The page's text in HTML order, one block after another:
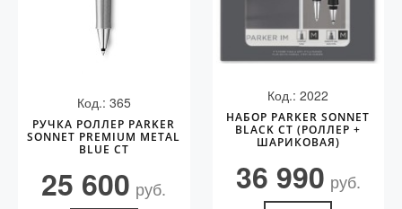
Код.: 365
РУЧКА РОЛЛЕР PARKER
SONNET PREMIUM METAL
BLUE CT
25 600 руб.
Код.: 2022
НАБОР PARKER SONNET
BLACK СT (РОЛЛЕР +
ШАРИКОВАЯ)
36 990 руб.